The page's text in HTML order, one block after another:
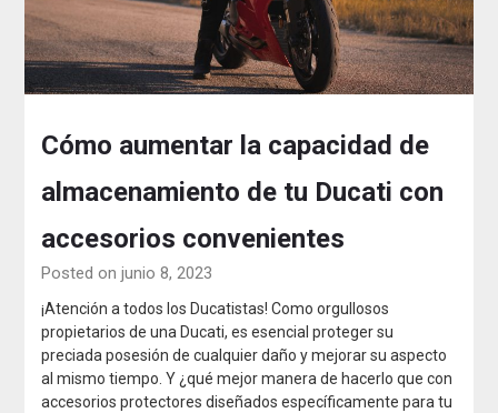
Cómo aumentar la capacidad de
almacenamiento de tu Ducati con
accesorios convenientes
Posted on junio 8, 2023
¡Atención a todos los Ducatistas! Como orgullosos
propietarios de una Ducati, es esencial proteger su
preciada posesión de cualquier daño y mejorar su aspecto
al mismo tiempo. Y ¿qué mejor manera de hacerlo que con
accesorios protectores diseñados específicamente para tu